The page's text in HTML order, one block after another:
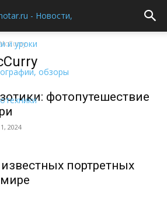
фотопутешествие
2024
портретных